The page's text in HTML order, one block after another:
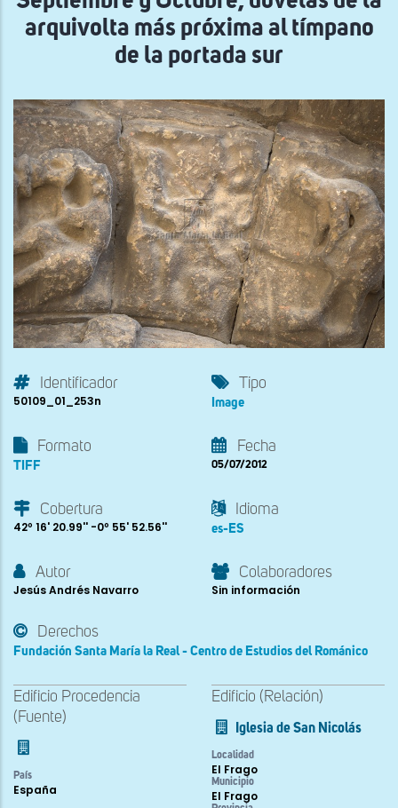
arquivolta más próxima al tímpano
de la portada sur
Identificador
50109_01_253n
Tipo
Image
Formato
TIFF
Fecha
05/07/2012
Cobertura
42º 16' 20.99'' -0º 55' 52.56''
Idioma
es-ES
Autor
Jesús Andrés Navarro
Colaboradores
Sin información
Derechos
Fundación Santa María la Real - Centro de Estudios del Románico
Edificio Procedencia
(Fuente)
País
España
Edificio (Relación)
Iglesia de San Nicolás
Localidad
El Frago
Municipio
El Frago